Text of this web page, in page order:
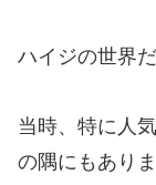
ハイジの世界
当時、特に人
の隅にもあり